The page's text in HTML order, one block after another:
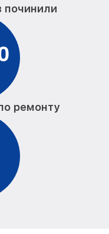
починили
ремонту